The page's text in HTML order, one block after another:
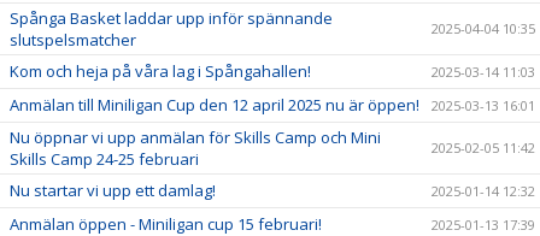
Spånga Basket laddar upp inför spännande
slutspelsmatcher
2025-04-04 10:35
Kom och heja på våra lag i Spångahallen! 2025-03-14 11:03
Anmälan till Miniligan Cup den 12 april 2025 nu är öppen! 2025-03-13 16:01
Nu öppnar vi upp anmälan för Skills Camp och Mini
Skills Camp 24-25 februari
2025-02-05 11:42
Nu startar vi upp ett damlag! 2025-01-14 12:32
Anmälan öppen - Miniligan cup 15 februari! 2025-01-13 17:39